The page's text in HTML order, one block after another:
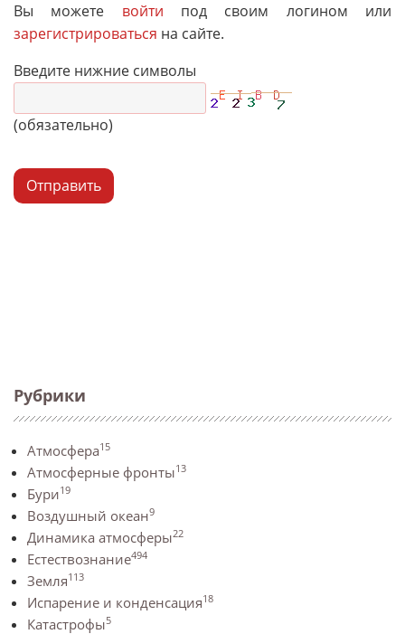
Рубрики
Атмосфера15
Атмосферные фронты13
Бури19
Воздушный океан9
Динамика атмосферы22
Естествознание494
Земля113
Испарение и конденсация18
Катастрофы5
Вы можете войти под своим логином или
зарегистрироваться на сайте.
Введите нижние символы
(обязательно)
Отправить